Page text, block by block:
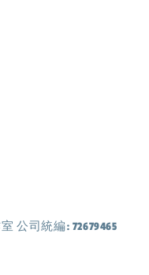
公司統編: 72679465